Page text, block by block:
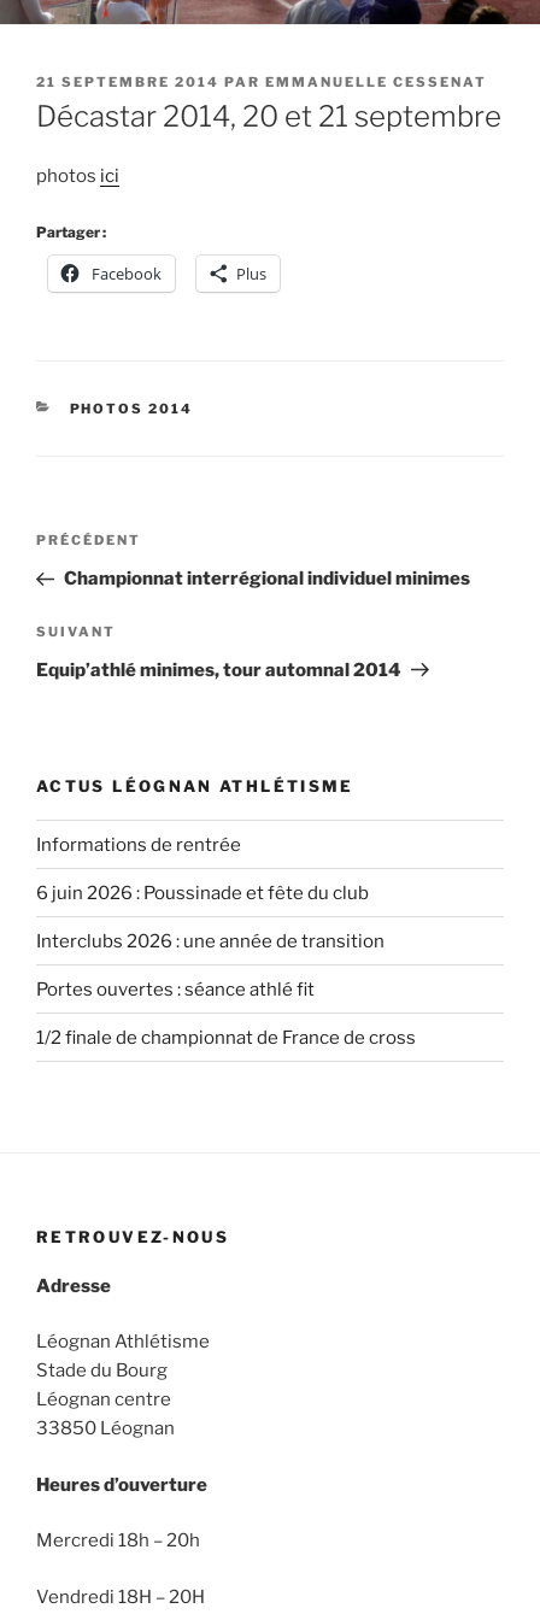
PUBLIÉ
LE
21 SEPTEMBRE 2014 PAR EMMANUELLE CESSENAT
Décastar 2014, 20 et 21 septembre
photos ici
Partager :
Facebook Plus
CATÉGORIES
PHOTOS 2014
Navigation
l’article
Article
précédent
PRÉCÉDENT
Championnat interrégional individuel minimes
Article
suivant
SUIVANT
Equip’athlé minimes, tour automnal 2014
ACTUS LÉOGNAN ATHLÉTISME
Informations de rentrée
6 juin 2026 : Poussinade et fête du club
Interclubs 2026 : une année de transition
Portes ouvertes : séance athlé fit
1/2 finale de championnat de France de cross
RETROUVEZ-NOUS
Adresse
Léognan Athlétisme
Stade du Bourg
Léognan centre
33850 Léognan
Heures d’ouverture
Mercredi 18h – 20h
Vendredi 18H – 20H